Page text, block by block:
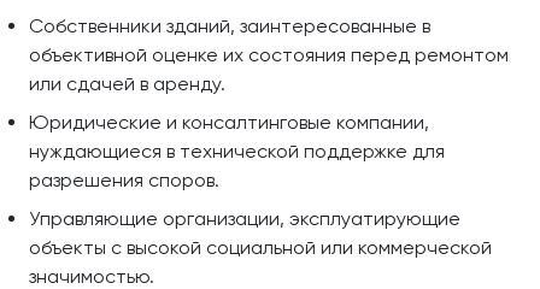
Собственники зданий, заинтересованные в
объективной оценке их состояния перед ремонтом
или сдачей в аренду.
Юридические и консалтинговые компании,
нуждающиеся в технической поддержке для
разрешения споров.
Управляющие организации, эксплуатирующие
объекты с высокой социальной или коммерческой
значимостью.